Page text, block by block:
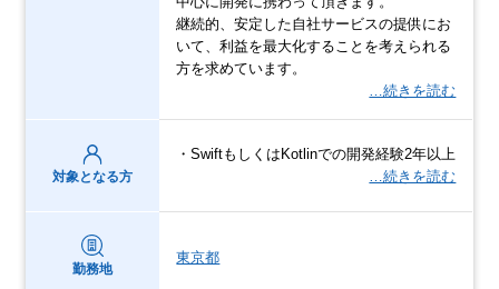
継続的、安定した自社サービスの提供にお
いて、利益を最大化することを考えられる
方を求めています。
…続きを読む
対象となる方
・SwiftもしくはKotlinでの開発経験2年以上
…続きを読む
勤務地
東京都